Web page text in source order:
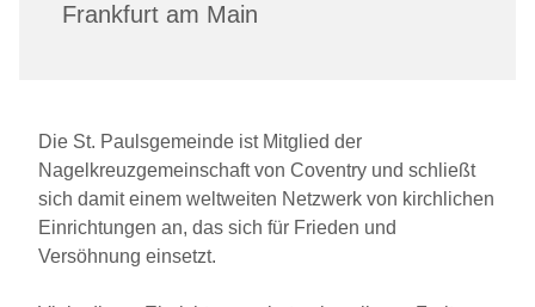
Frankfurt am Main
Die St. Paulsgemeinde ist Mitglied der
Nagelkreuzgemeinschaft von Coventry und schließt
sich damit einem weltweiten Netzwerk von kirchlichen
Einrichtungen an, das sich für Frieden und
Versöhnung einsetzt.